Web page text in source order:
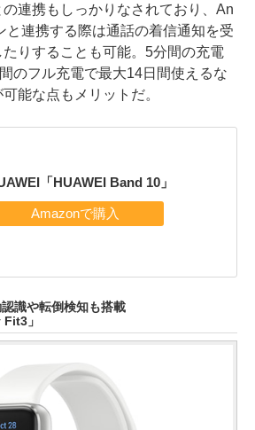
連携もしっかりなされており、An
と連携する際は通話の着信通知を受
りすることも可能。5分間の充電
のフル充電で最大14日間使えるな
能な点もメリットだ。
「HUAWEI Band 10」
識や転倒検知も搭載
」